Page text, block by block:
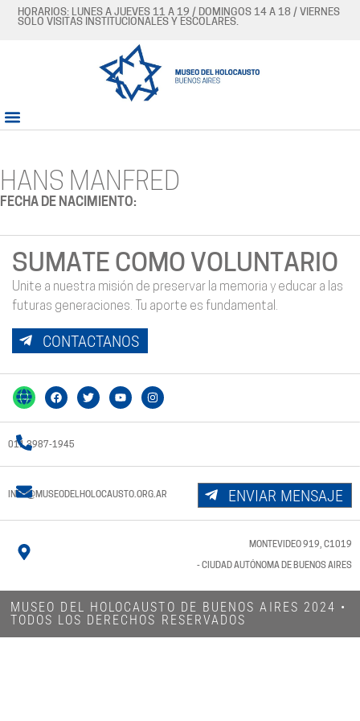
HORARIOS: LUNES A JUEVES 11 A 19 / DOMINGOS 14 A 18 / VIERNES
SÓLO VISITAS INSTITUCIONALES Y ESCOLARES.
HANS MANFRED
FECHA DE NACIMIENTO:
SUMATE COMO VOLUNTARIO
Unite a nuestra misión de preservar la memoria y educar a las
futuras generaciones. Tu aporte es fundamental.
CONTACTANOS
011 3987-1945
INFO@MUSEODELHOLOCAUSTO.ORG.AR ENVIAR MENSAJE
MONTEVIDEO 919, C1019
- CIUDAD AUTÓNOMA DE BUENOS AIRES
MUSEO DEL HOLOCAUSTO DE BUENOS AIRES 2024​ •
TODOS LOS DERECHOS RESERVADOS